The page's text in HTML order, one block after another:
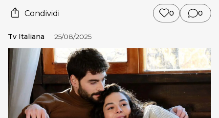
Condividi 0 0
Tv Italiana 25/08/2025